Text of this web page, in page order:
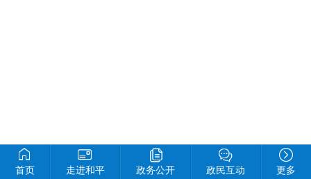
首页 走进和平 政务公开 政民互动 更多